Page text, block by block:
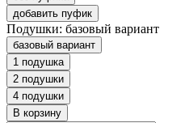
добавить пуфик
Подушки: базовый вариант
базовый вариант
1 подушка
2 подушки
4 подушки
В корзину